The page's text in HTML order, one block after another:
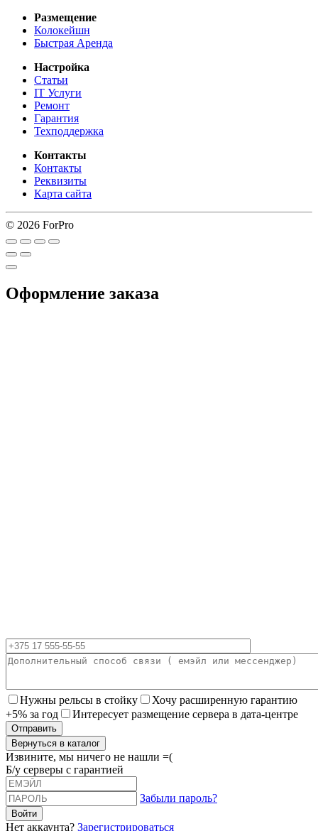
Размещение
Колокейшн
Быстрая Аренда
Настройка
Статьи
IT Услуги
Ремонт
Гарантия
Техподдержка
Контакты
Контакты
Реквизиты
Карта сайта
© 2026 ForPro
Оформление заказа
Нужны рельсы в стойку
Хочу расширенную гарантию
+5% за год
Интересует размещение сервера в дата-центре
Вернуться в каталог
Извините, мы ничего не нашли =(
Б/у серверы с гарантией
Забыли пароль?
Нет аккаунта? Зарегистрироваться